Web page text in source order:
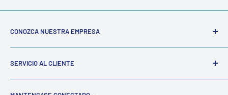
CONOZCA NUESTRA EMPRESA
años dedicada mayormente al suministro de
Escolares y de Oficinatanto al por mayor como al detal.
SERVICIO AL CLIENTE
Mi Cuenta